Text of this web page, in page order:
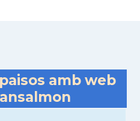
paisos amb web